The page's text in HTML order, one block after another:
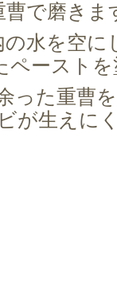
で磨きま
水を空に
ペースト
った重曹
が生えに